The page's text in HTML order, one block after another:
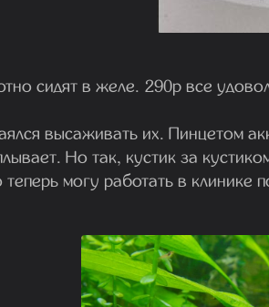
сидят в желе. 290р все
высаживать их. Пинцетом
Но так, кустик за
теперь могу работать в клинике